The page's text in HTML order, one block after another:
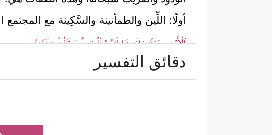
أولًا: اللِّين والطمأنينة والسَّكِينة مع
ٱلۡأَرۡضِ هَوۡنࣰا وَإِذَا خَاطَبَهُمُ ٱلۡجَـٰهِلُونَ قَالُواْ سَلَـٰمࣰا﴾.
ثانيًا: العبادة الخالِصة لله
دقائق التفسير